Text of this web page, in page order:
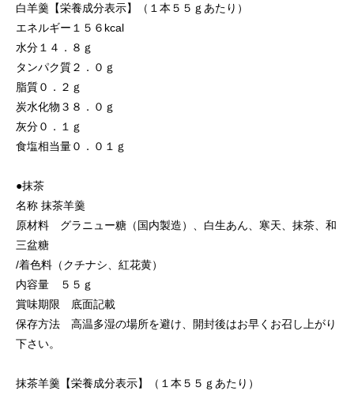
白羊羹【栄養成分表示】（１本５５ｇあたり）
エネルギー１５６kcal
水分１４．８ｇ
タンパク質２．０ｇ
脂質０．２ｇ
炭水化物３８．０ｇ
灰分０．１ｇ
食塩相当量０．０１ｇ
●抹茶
名称 抹茶羊羹
原材料 グラニュー糖（国内製造）、白生あん、寒天、抹茶、和
三盆糖
/着色料（クチナシ、紅花黄）
内容量 ５５ｇ
賞味期限 底面記載
保存方法 高温多湿の場所を避け、開封後はお早くお召し上がり
下さい。
抹茶羊羹【栄養成分表示】（１本５５ｇあたり）